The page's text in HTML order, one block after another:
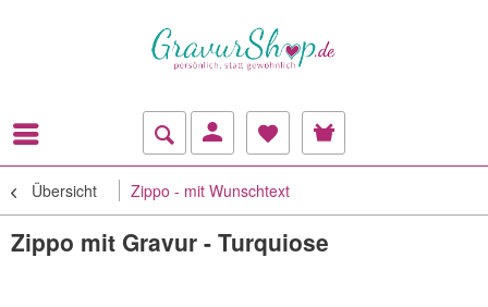
Übersicht Zippo - mit Wunschtext
Zippo mit Gravur - Turquiose